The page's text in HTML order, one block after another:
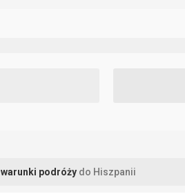
warunki podróży do Hiszpanii